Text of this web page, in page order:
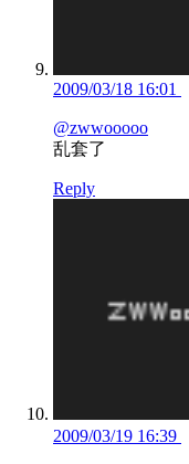
2009/03/18 16:01
@zwwooooo
乱套了
Reply
2009/03/19 16:39